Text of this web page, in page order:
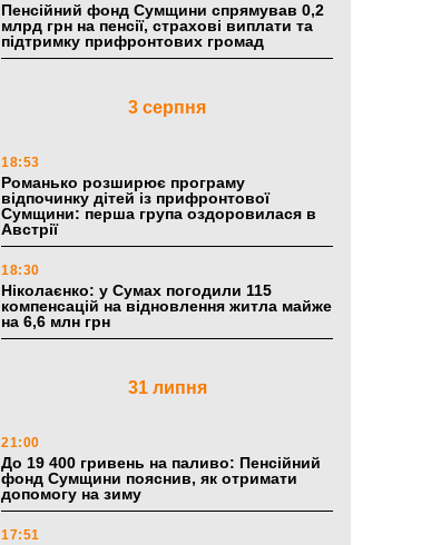
Пенсійний фонд Сумщини спрямував 0,2
млрд грн на пенсії, страхові виплати та
підтримку прифронтових громад
3 серпня
18:53
Романько розширює програму
відпочинку дітей із прифронтової
Сумщини: перша група оздоровилася в
Австрії
18:30
Ніколаєнко: у Сумах погодили 115
компенсацій на відновлення житла майже
на 6,6 млн грн
31 липня
21:00
До 19 400 гривень на паливо: Пенсійний
фонд Сумщини пояснив, як отримати
допомогу на зиму
17:51